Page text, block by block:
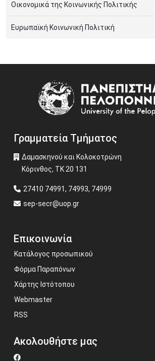
Οικονομικά της Κοινωνικής Πολιτικής
Ευρωπαϊκή Κοινωνική Πολιτική
Γραμματεία Τμήματος
Δαμασκηνού και Κολοκοτρώνη
Κόρινθος, ΤΚ 20 131
27410 74991, 74993, 74999
sep-secr@uop.gr
Επικοινωνία
Κατάλογος προσωπικού
Φόρμα Παραπόνων
Χάρτης Ιστότοπου
Webmaster
RSS
Ακολουθήστε μας